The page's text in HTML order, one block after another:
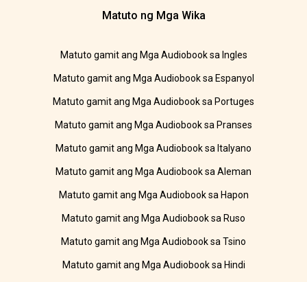
Matuto ng Mga Wika
Matuto gamit ang Mga Audiobook sa Ingles
Matuto gamit ang Mga Audiobook sa Espanyol
Matuto gamit ang Mga Audiobook sa Portuges
Matuto gamit ang Mga Audiobook sa Pranses
Matuto gamit ang Mga Audiobook sa Italyano
Matuto gamit ang Mga Audiobook sa Aleman
Matuto gamit ang Mga Audiobook sa Hapon
Matuto gamit ang Mga Audiobook sa Ruso
Matuto gamit ang Mga Audiobook sa Tsino
Matuto gamit ang Mga Audiobook sa Hindi